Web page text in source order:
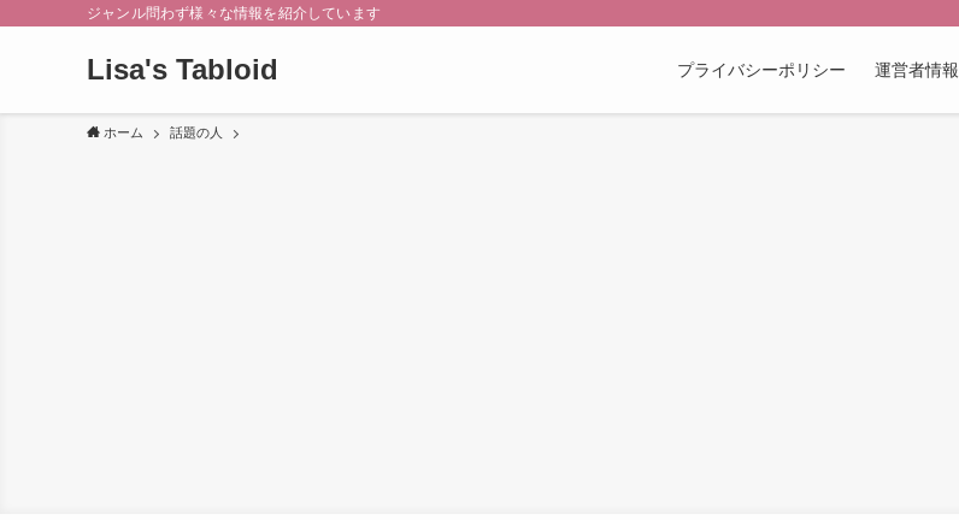
ジャンル問わず様々な情報を紹介しています
Lisa's Tabloid プライバシーポリシー 運営者情報
ホーム 話題の人